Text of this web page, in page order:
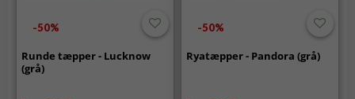
-50%
Runde tæpper - Lucknow
(grå)
-50%
Ryatæpper - Pandora (grå)